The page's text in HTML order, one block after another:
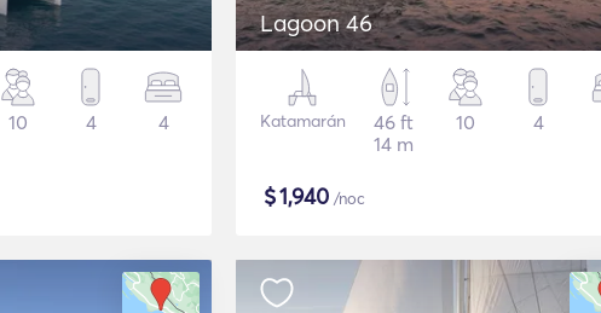
10 4 4
Lagoon 46
Katamarán
46 ft
14 m
10 4
$1,940 /noc